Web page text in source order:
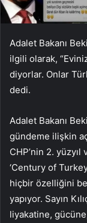
Adalet Bakanı
ilgili olarak,
diyorlar. Onlar
dedi.
Adalet Bakanı
gündeme ilişkin
CHP’nin 2.
‘Century of
hiçbir özelliğini
yapıyor. Sayın
liyakatine,